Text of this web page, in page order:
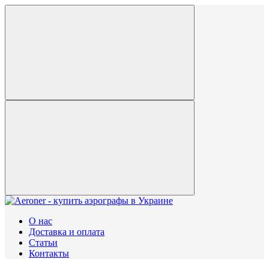
О нас
Доставка и оплата
Статьи
Контакты